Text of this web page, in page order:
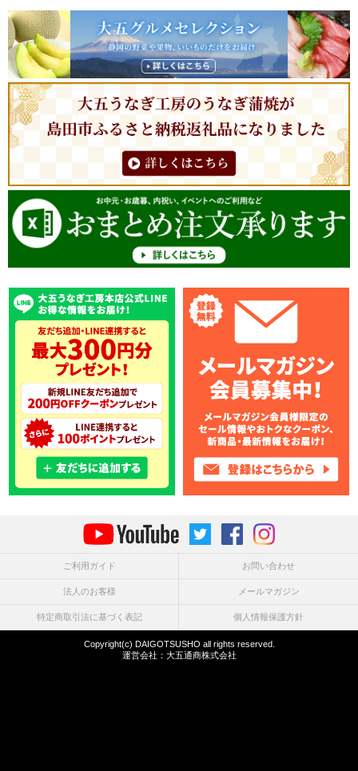
ご利用ガイド お問い合わせ
法人のお客様 メールマガジン
特定商取引法に基づく表記 個人情報保護方針
Copyright(c) DAIGOTSUSHO all rights reserved.
運営会社： 大五通商株式会社